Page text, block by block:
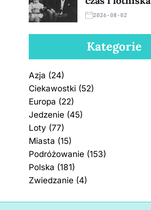
2026-08-02
Kategorie
Azja (24)
Ciekawostki (52)
Europa (22)
Jedzenie (45)
Loty (77)
Miasta (15)
Podróżowanie (153)
Polska (181)
Zwiedzanie (4)